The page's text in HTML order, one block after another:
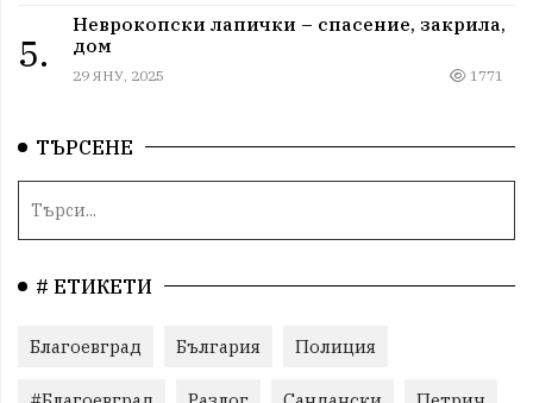
5.
Неврокопски лапички – спасение, закрила,
дом
29 ЯНУ, 2025 1771
ТЪРСЕНЕ
# ЕТИКЕТИ
Благоевград България Полиция